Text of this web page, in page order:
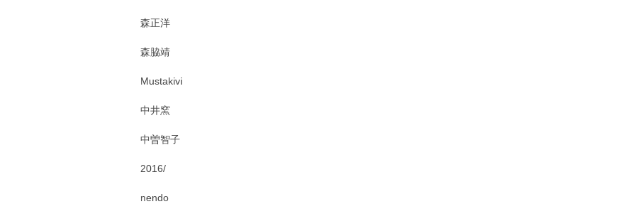
森正洋
森脇靖
Mustakivi
中井窯
中曽智子
2016/
nendo